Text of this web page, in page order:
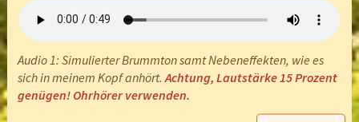
Audio 1: Simulierter Brummton samt Nebeneffekten, wie es
sich in meinem Kopf anhört.Achtung, Lautstärke 15 Prozent
genügen! Ohrhörer verwenden.